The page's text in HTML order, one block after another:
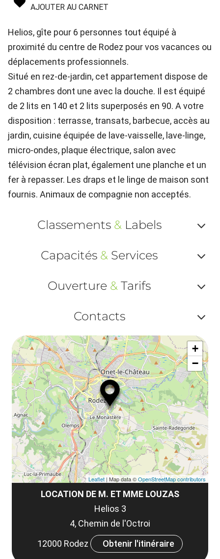
AJOUTER AU CARNET
Helios, gîte pour 6 personnes tout équipé à
proximité du centre de Rodez pour vos vacances ou
déplacements professionnels.
Situé en rez-de-jardin, cet appartement dispose de
2 chambres dont une avec la douche. Il est équipé
de 2 lits en 140 et 2 lits superposés en 90. A votre
disposition : terrasse, transats, barbecue, accès au
jardin, cuisine équipée de lave-vaisselle, lave-linge,
micro-ondes, plaque électrique, salon avec
télévision écran plat, également une planche et un
fer à repasser. Les draps et le linge de maison sont
fournis. Animaux de compagnie non acceptés.
Classements &Labels
ou
Capacités & Services
ou
Ouverture & Tarifs
ou
et
Contacts
ou
LOCATION DE M. ET MME LOUZAS
Helios 3
4, Chemin de l'Octroi
12000 Rodez
Obtenir l'itinéraire
+
−
Leaflet | Map data ©OpenStreetMap contributors